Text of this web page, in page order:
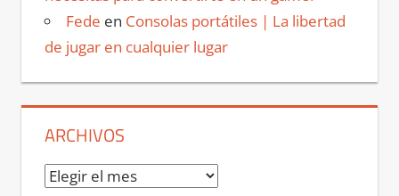
Fede en Consolas portátiles | La libertad
de jugar en cualquier lugar
ARCHIVOS
Archivos